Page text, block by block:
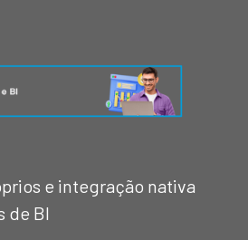
e integração nativa
de BI